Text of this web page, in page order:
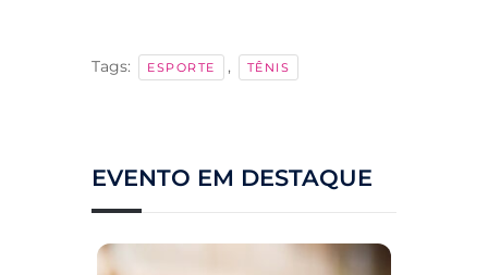
Tags: ESPORTE , TÊNIS
EVENTO EM DESTAQUE